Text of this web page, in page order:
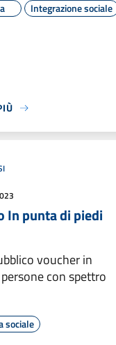
Integrazione sociale
In punta di piedi
voucher in
con spettro
sociale